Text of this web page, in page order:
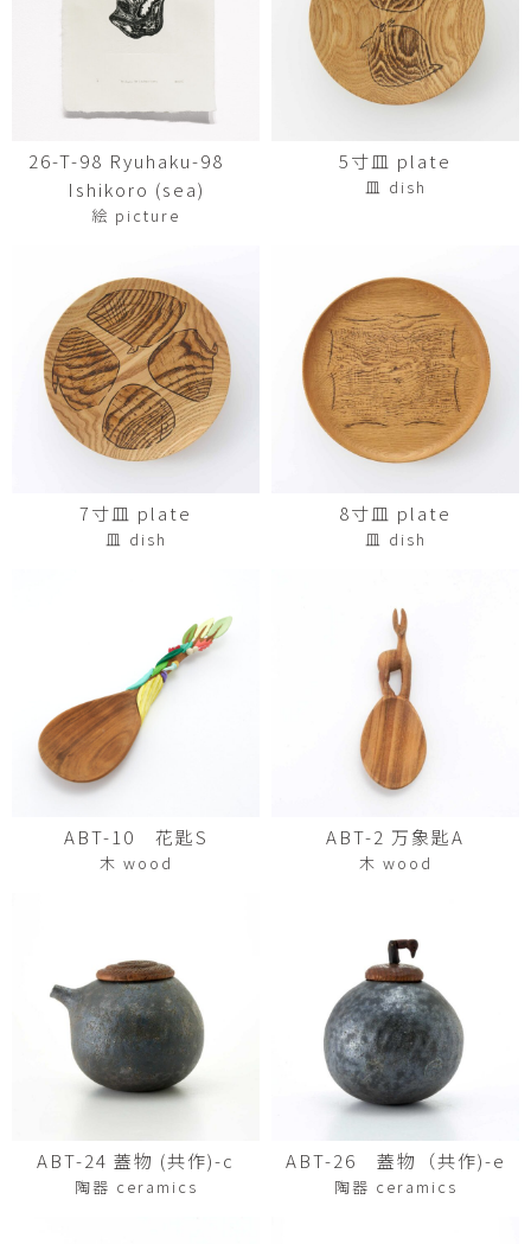
26-T-98 Ryuhaku-98
Ishikoro (sea)
絵 picture
5寸皿 plate
皿 dish
7寸皿 plate
皿 dish
8寸皿 plate
皿 dish
ABT-10 花匙S
木 wood
ABT-2 万象匙A
木 wood
ABT-24 蓋物 (共作)-c
陶器 ceramics
ABT-26 蓋物（共作)-e
陶器 ceramics